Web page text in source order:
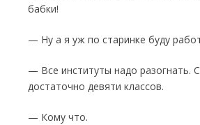
бабки!
— Ну а я уж по старинке буду
— Все институты надо разогнать.
достаточно девяти классов.
— Кому что.